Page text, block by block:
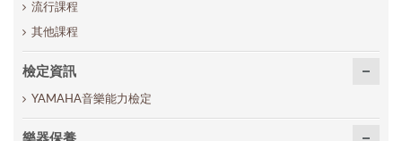
流行課程
其他課程
檢定資訊
YAMAHA音樂能力檢定
樂器保養